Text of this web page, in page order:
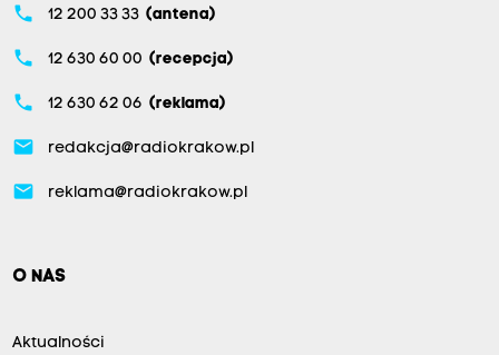
phone 12 200 33 33 (antena)
phone 12 630 60 00 (recepcja)
phone 12 630 62 06 (reklama)
email redakcja@radiokrakow.pl
email reklama@radiokrakow.pl
O NAS
Aktualności